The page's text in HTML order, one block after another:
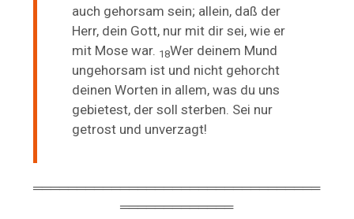
auch gehorsam sein; allein, daß der
Herr, dein Gott, nur mit dir sei, wie er
mit Mose war. 18Wer deinem Mund
ungehorsam ist und nicht gehorcht
deinen Worten in allem, was du uns
gebietest, der soll sterben. Sei nur
getrost und unverzagt!
═════════════════════════════════
═════════════